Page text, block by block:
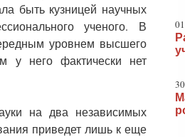
быть кузницей научных
ученого. В
уровнем высшего
у него фактически нет
на два независимых
приведет лишь к еще